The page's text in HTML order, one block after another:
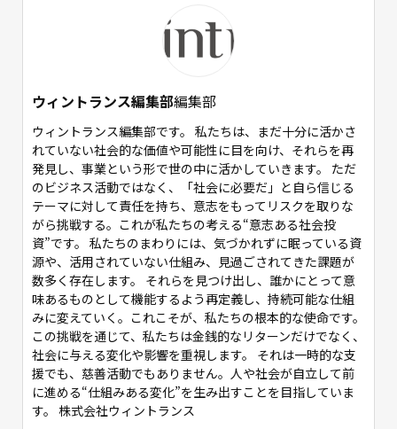
ウィントランス編集部編集部
ウィントランス編集部です。 私たちは、まだ十分に活かさ
れていない社会的な価値や可能性に目を向け、それらを再
発見し、事業という形で世の中に活かしていきます。 ただ
のビジネス活動ではなく、「社会に必要だ」と自ら信じる
テーマに対して責任を持ち、意志をもってリスクを取りな
がら挑戦する。これが私たちの考える“意志ある社会投
資”です。 私たちのまわりには、気づかれずに眠っている資
源や、活用されていない仕組み、見過ごされてきた課題が
数多く存在します。 それらを見つけ出し、誰かにとって意
味あるものとして機能するよう再定義し、持続可能な仕組
みに変えていく。これこそが、私たちの根本的な使命です。
この挑戦を通じて、私たちは金銭的なリターンだけでなく、
社会に与える変化や影響を重視します。 それは一時的な支
援でも、慈善活動でもありません。人や社会が自立して前
に進める“仕組みある変化”を生み出すことを目指していま
す。 株式会社ウィントランス